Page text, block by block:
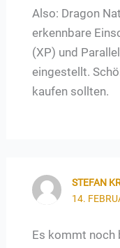
Also: Dragon
erkennbare
(XP) und
eingestellt.
kaufen sollten.
STEFAN
14.
Es kommt noch